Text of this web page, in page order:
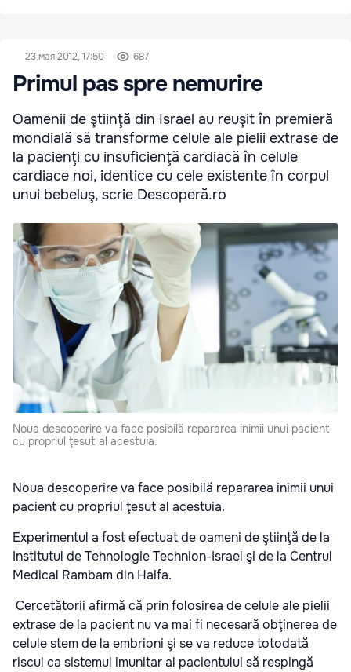
23 мая 2012, 17:50 687
Primul pas spre nemurire
Oamenii de ştiinţă din Israel au reuşit în premieră
mondială să transforme celule ale pielii extrase de
la pacienţi cu insuficienţă cardiacă în celule
cardiace noi, identice cu cele existente în corpul
unui bebeluş, scrie Descoperă.ro
Noua descoperire va face posibilă repararea inimii unui pacient
cu propriul ţesut al acestuia.
Noua descoperire va face posibilă repararea inimii unui
pacient cu propriul ţesut al acestuia.
Experimentul a fost efectuat de oameni de ştiinţă de la
Institutul de Tehnologie Technion-Israel şi de la Centrul
Medical Rambam din Haifa.
Cercetătorii afirmă că prin folosirea de celule ale pielii
extrase de la pacient nu va mai fi necesară obţinerea de
celule stem de la embrioni şi se va reduce totodată
riscul ca sistemul imunitar al pacientului să respingă